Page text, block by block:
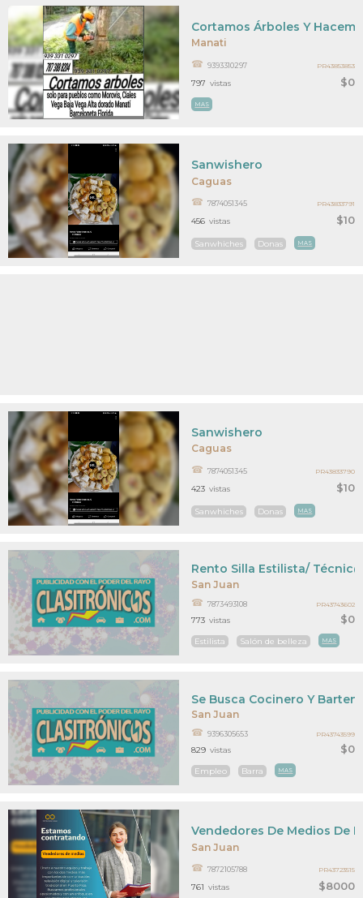
Manati
$0
Cortamos Árboles Y
9393310297
MAS
797 vistas
PR43853853
Caguas
$10
Sanwishero
7874051345
Sanwhiches Donas MAS
456 vistas
PR43833791
Caguas
$10
Sanwishero
7874051345
Sanwhiches Donas MAS
423 vistas
PR43833790
San Juan
$0
Rento Silla Estilista/
7873493108
Estilista Salón de belleza MAS
773 vistas
PR43743602
San Juan
$0
Se Busca Cocinero Y
9396305653
Empleo Barra MAS
829 vistas
PR43743599
San Juan
$8000
Vendedores De Medios De
7872105788
761 vistas
PR43723515